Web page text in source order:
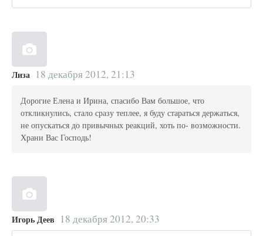
Лиза 18 декабря 2012, 21:13
Дорогие Елена и Ирина, спасибо Вам большое, что
откликнулись, стало сразу теплее, я буду стараться держаться,
не опускаться до привычных реакций, хоть по- возможности.
Храни Вас Господь!
Игорь Деев 18 декабря 2012, 20:33